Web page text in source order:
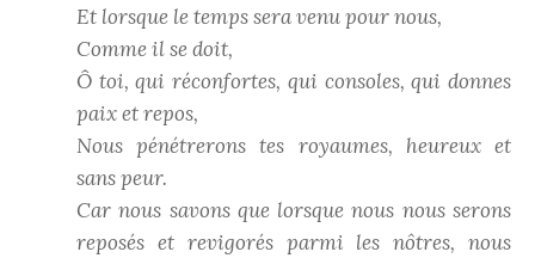
Et lorsque le temps sera venu pour nous,
Comme il se doit,
Ô toi, qui réconfortes, qui consoles, qui donnes
paix et repos,
Nous pénétrerons tes royaumes, heureux et
sans peur.
Car nous savons que lorsque nous nous serons
reposés et revigorés parmi les nôtres, nous